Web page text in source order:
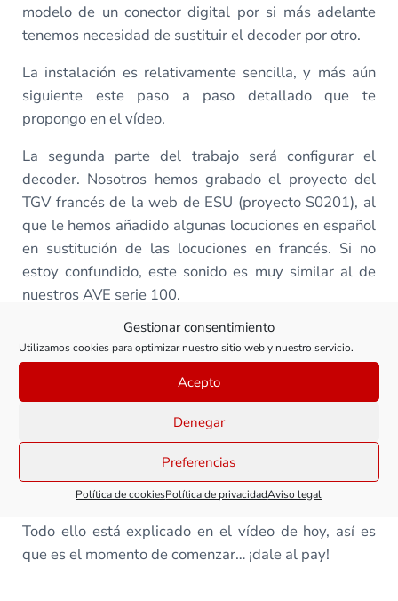
Gestionar consentimiento
Utilizamos cookies para optimizar nuestro sitio web y nuestro servicio.
Acepto
Denegar
Preferencias
Política de cookiesPolítica de privacidadAviso legal
modelo de un conector digital por si más adelante
tenemos necesidad de sustituir el decoder por otro.
La instalación es relativamente sencilla, y más aún
siguiente este paso a paso detallado que te
propongo en el vídeo.
La segunda parte del trabajo será configurar el
decoder. Nosotros hemos grabado el proyecto del
TGV francés de la web de ESU (proyecto S0201), al
que le hemos añadido algunas locuciones en español
en sustitución de las locuciones en francés. Si no
estoy confundido, este sonido es muy similar al de
nuestros AVE serie 100.
Además, puesto que en la cabeza motora tenemos un
decoder que controla el movimiento y en la cabeza
dummy tenemos otro decoder que controla el sonido,
tendremos que realizar alguna configuración
específica para que funcionen de forma
correlacionada. Así pues, vamos a poner en práctica
algunos de los conceptos que vimos en el
decoders de ESU.
Todo ello está explicado en el vídeo de hoy, así es
que es el momento de comenzar… ¡dale al pay!